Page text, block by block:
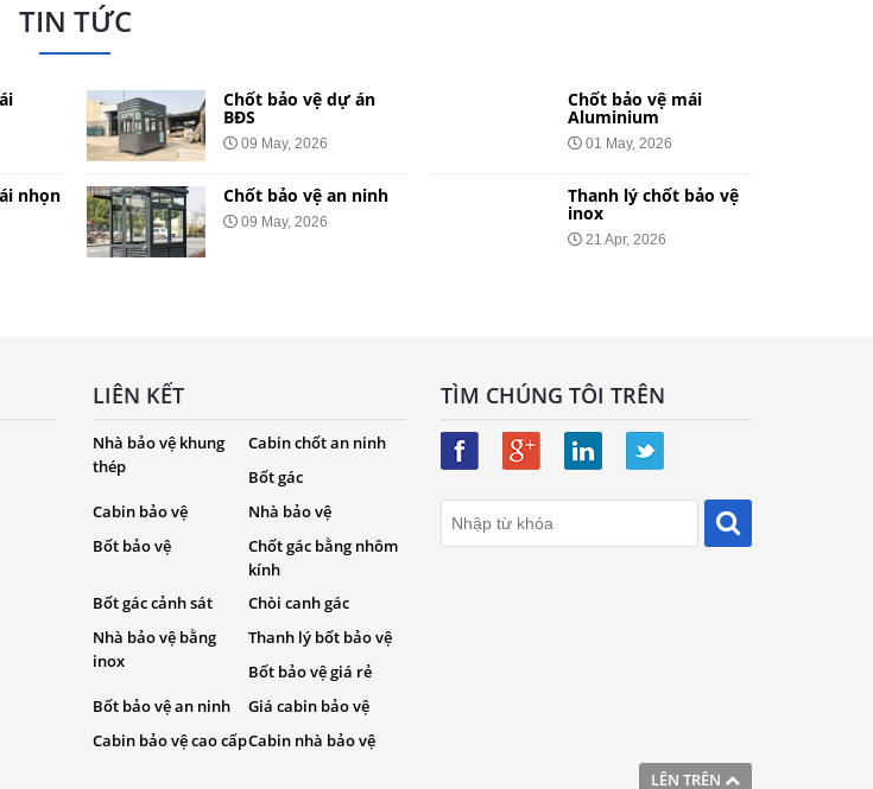
TIN TỨC
nhọn
Chốt bảo vệ dự án
BĐS
09 May, 2026
Chốt bảo vệ an ninh
09 May, 2026
Chốt bảo vệ mái
Aluminium
01 May, 2026
Thanh lý chốt bảo vệ
inox
21 Apr, 2026
LÊN TRÊN
LIÊN KẾT
Nhà bảo vệ khung
thép
Cabin chốt an ninh
Bốt gác
Cabin bảo vệ
Nhà bảo vệ
Bốt bảo vệ
Chốt gác bằng nhôm
kính
Bốt gác cảnh sát
Chòi canh gác
Nhà bảo vệ bằng
inox
Thanh lý bốt bảo vệ
Bốt bảo vệ giá rẻ
Bốt bảo vệ an ninh
Giá cabin bảo vệ
Cabin bảo vệ cao cấpCabin nhà bảo vệ
TÌM CHÚNG TÔI TRÊN